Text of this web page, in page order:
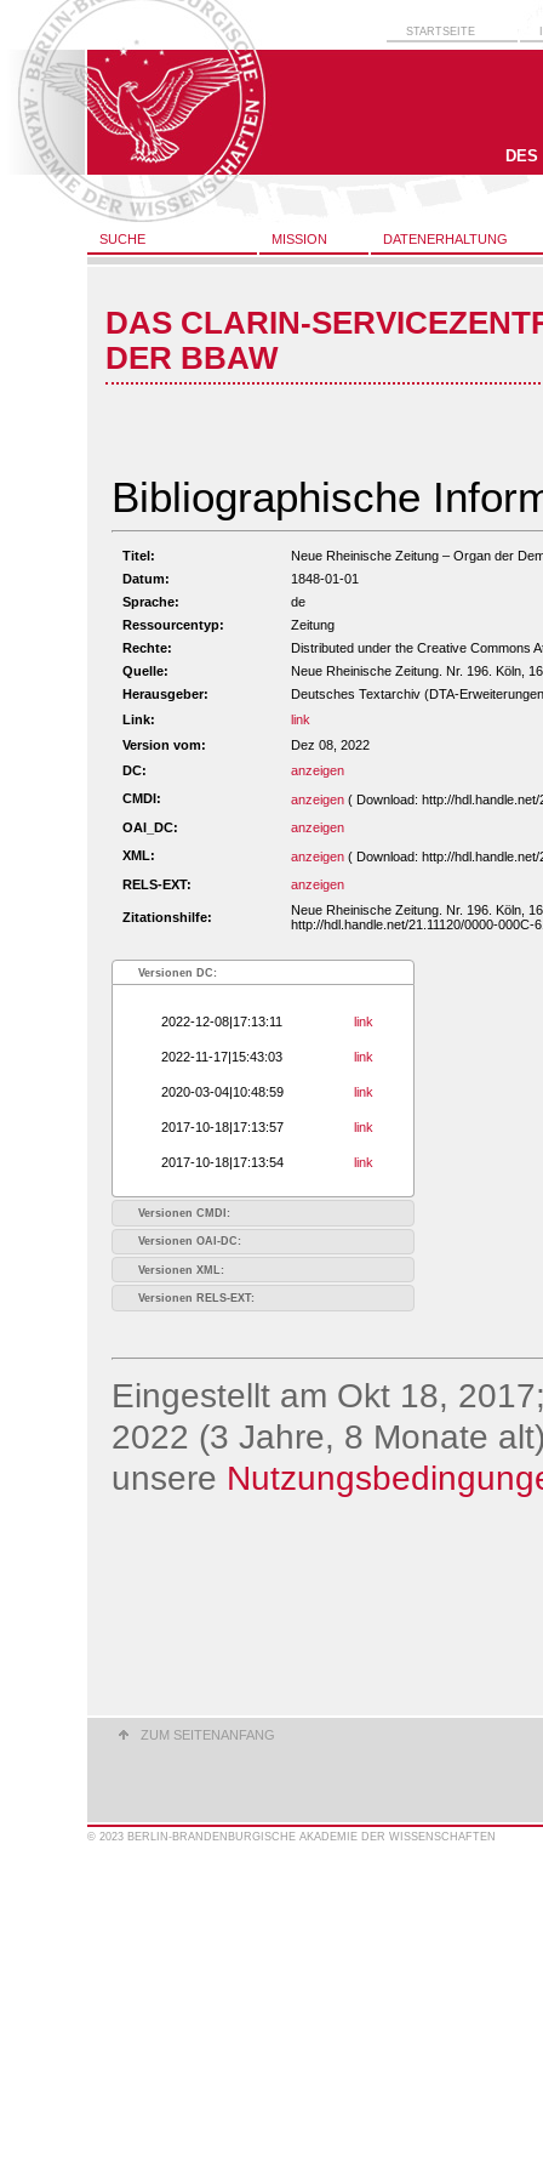
STARTSEITE
SUCHE MISSION DATENERHALTUNG
DAS CLARIN-
DER BBAW
Bibliographische
Titel:
Neue Rheinische Zeitung – Organ der
Datum:
1848-01-01
Sprache:
de
Ressourcentyp:
Zeitung
Rechte:
Distributed under the Creative Commons
Quelle:
Neue Rheinische Zeitung. Nr. 196. Köln,
Herausgeber:
Deutsches Textarchiv (DTA-
Link:
link
Version vom:
Dez 08, 2022
DC:
anzeigen
CMDI:
anzeigen ( Download: http://
OAI_DC:
anzeigen
XML:
anzeigen ( Download: http://
RELS-EXT:
anzeigen
Zitationshilfe:
Neue Rheinische Zeitung. Nr. 196. Köln,
http://hdl.handle.net/21.11120/0000-000C-
Versionen DC:
2022-12-08|17:13:11 link
2022-11-17|15:43:03 link
2020-03-04|10:48:59 link
2017-10-18|17:13:57 link
2017-10-18|17:13:54 link
Versionen CMDI:
Versionen OAI-DC:
Versionen XML:
Versionen RELS-EXT:
Eingestellt am Okt 18,
2022 (3 Jahre, 8 Monate
unsere
ZUM SEITENANFANG
© 2023 BERLIN-BRANDENBURGISCHE AKADEMIE DER WISSENSCHAFTEN